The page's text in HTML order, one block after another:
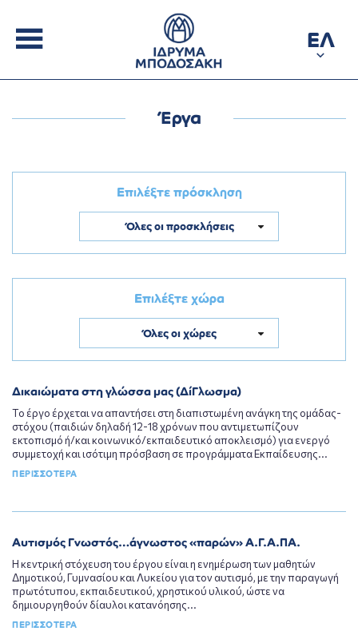
ΕΛ
Έργα
Επιλέξτε πρόσκληση
Όλες οι προσκλήσεις
Επιλέξτε χώρα
Όλες οι χώρες
Δικαιώματα στη γλώσσα μας (ΔίΓλωσμα)
Το έργο έρχεται να απαντήσει στη διαπιστωμένη ανάγκη της ομάδας-
στόχου (παιδιών δηλαδή 12-18 χρόνων που αντιμετωπίζουν
εκτοπισμό ή/και κοινωνικό/εκπαιδευτικό αποκλεισμό) για ενεργό
συμμετοχή και ισότιμη πρόσβαση σε προγράμματα Εκπαίδευσης...
ΠΕΡΙΣΣΟΤΕΡΑ
Αυτισμός Γνωστός…άγνωστος «παρών» Α.Γ.Α.ΠΑ.
Η κεντρική στόχευση του έργου είναι η ενημέρωση των μαθητών
Δημοτικού, Γυμνασίου και Λυκείου για τον αυτισμό, με την παραγωγή
πρωτότυπου, εκπαιδευτικού, χρηστικού υλικού, ώστε να
δημιουργηθούν δίαυλοι κατανόησης...
ΠΕΡΙΣΣΟΤΕΡΑ